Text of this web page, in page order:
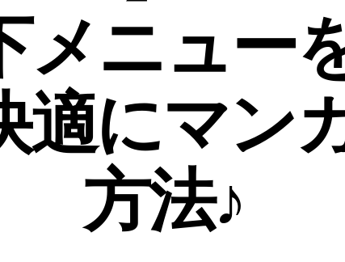
メニュー
適にマン
方法♪